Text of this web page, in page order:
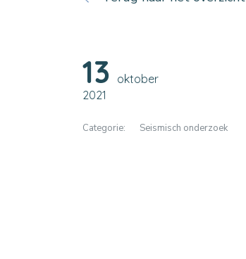
13 oktober
2021
Categorie: Seismisch onderzoek